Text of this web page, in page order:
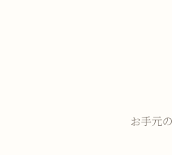
お手元